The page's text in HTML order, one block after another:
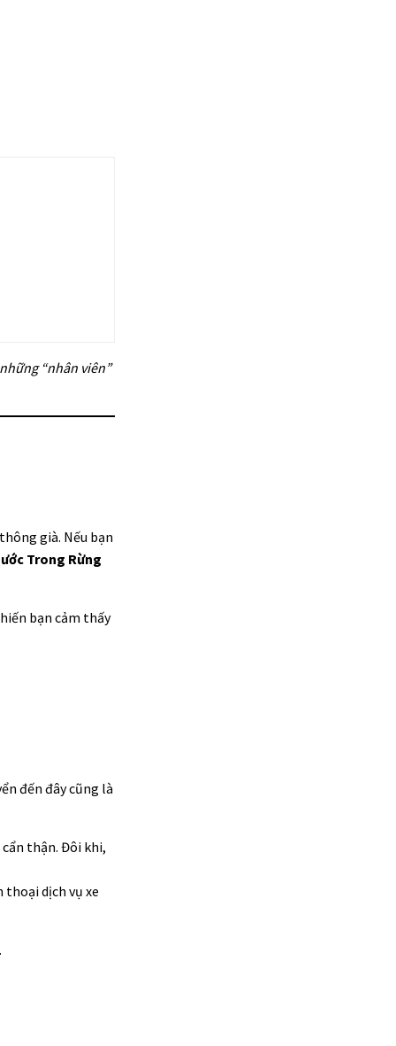
“nhân viên”
già. Nếu bạn
Trong Rừng
bạn cảm thấy
đến đây cũng là
thận. Đôi khi,
thoại dịch vụ xe